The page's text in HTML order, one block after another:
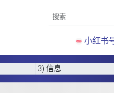
小红书
3) 信息